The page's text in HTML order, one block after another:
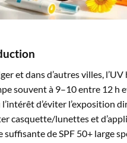
et dans d’autres villes,
souvent à 9–10 entre 12 h
l’intérêt d’éviter l’exposition
casquette/lunettes et
suffisante de SPF 50+ large